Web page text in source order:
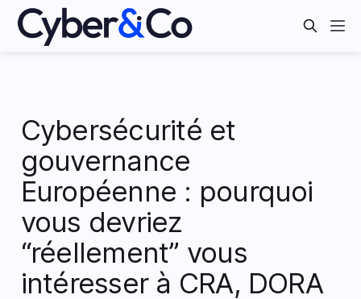
Cybersécurité et
gouvernance
Européenne : pourquoi
vous devriez
“réellement” vous
intéresser à CRA, DORA